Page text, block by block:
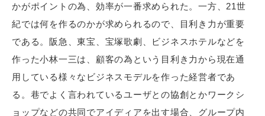
かがポイントの為、効率が一番求められた。一方、21世
紀では何を作るのかが求められるので、目利き力が重要
である。阪急、東宝、宝塚歌劇、ビジネスホテルなどを
作った小林一三は、顧客の為という目利き力から現在通
用している様々なビジネスモデルを作った経営者であ
る。巷でよく言われているユーザとの協創とかワークシ
ョップなどの共同でアイディアを出す場合、グループ内